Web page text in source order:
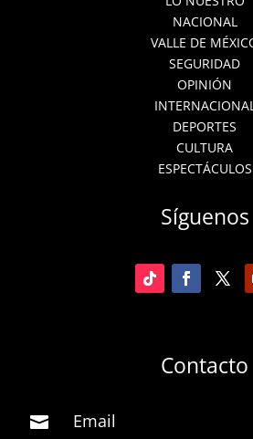
NACIONAL
VALLE DE
SEGURIDAD
OPINIÓN
DEPORTES
CULTURA
ESPECTÁCULOS
Síguenos
Contacto
 Email